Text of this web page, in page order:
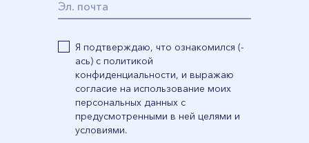
Я подтверждаю, что ознакомился (-
ась) с политикой
конфиденциальности, и выражаю
согласие на использование моих
персональных данных с
предусмотренными в ней целями и
условиями.